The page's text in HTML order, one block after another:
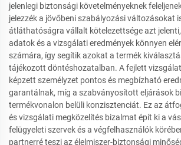
jelenlegi biztonsági követelményeknek
jelezzék a jövőbeni szabályozási változásokat
átláthatóságra vállalt kötelezettsége azt
adatok és a vizsgálati eredmények könnyen
számára, így segítik azokat a termék
tájékozott döntéshozatalban. A fejlett
képzett személyzet pontos és megbízható
garantálnak, míg a szabványosított eljárások
termékvonalon belüli konzisztenciát. Ez az
és vizsgálati megközelítés bizalmat épít ki a
felügyeleti szervek és a végfelhasználók
partnerré teszi az élelmiszer-biztonsági